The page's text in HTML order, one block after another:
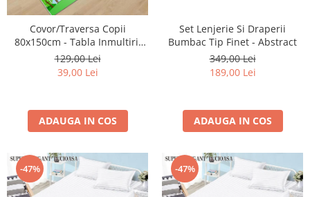
Cearceaf cu elastic 4 piese
Cearceaf normal 6 piese
Lenjerii Catifea
Cearceaf cu elastic
Bumbac Neted Nesatinat
Bumbac 100%
Lenjerii Satin Premium
Huse De Pat Tricotate 160x200cm
Huse De Pat Tricotate 180x200cm
Huse Impermeabile
Huse Impermeabile 160x200cm
Covor/Traversa Copii
80x150cm - Tabla Inmultirii
Colorata
129,00 Lei
39,00 Lei
ADAUGA IN COS
Set Lenjerie Si Draperii
Bumbac Tip Finet - Abstract
349,00 Lei
189,00 Lei
ADAUGA IN COS
-47% -47%